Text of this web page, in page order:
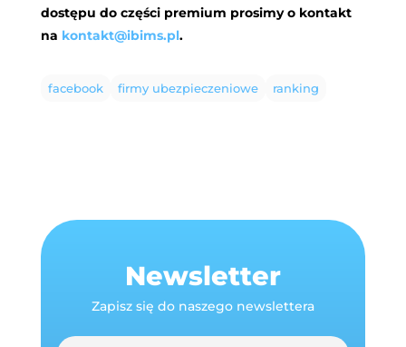
dostępu do części premium prosimy o kontakt
na kontakt@ibims.pl.
facebook firmy ubezpieczeniowe ranking
Newsletter
Zapisz się do naszego newslettera